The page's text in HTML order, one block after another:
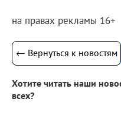
на правах рекламы 16+
← Вернуться к новостям
Хотите читать наши
всех?